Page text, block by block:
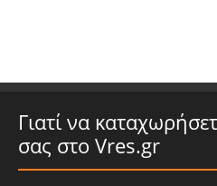
Γιατί να
σας στο Vres.gr